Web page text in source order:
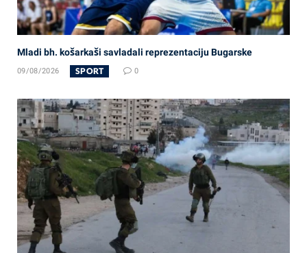
Mladi bh. košarkaši savladali reprezentaciju Bugarske
09/08/2026 SPORT 0